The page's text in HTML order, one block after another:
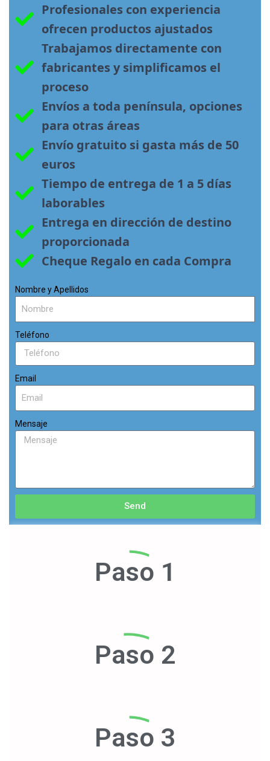
Profesionales con experiencia
ofrecen productos ajustados
Trabajamos directamente con
fabricantes y simplificamos el
proceso
Envíos a toda península, opciones
para otras áreas
Envío gratuito si gasta más de 50
euros
Tiempo de entrega de 1 a 5 días
laborables
Entrega en dirección de destino
proporcionada
Cheque Regalo en cada Compra
Nombre y Apellidos
Teléfono
Email
Mensaje
Send
Paso 1
Paso 2
Paso 3